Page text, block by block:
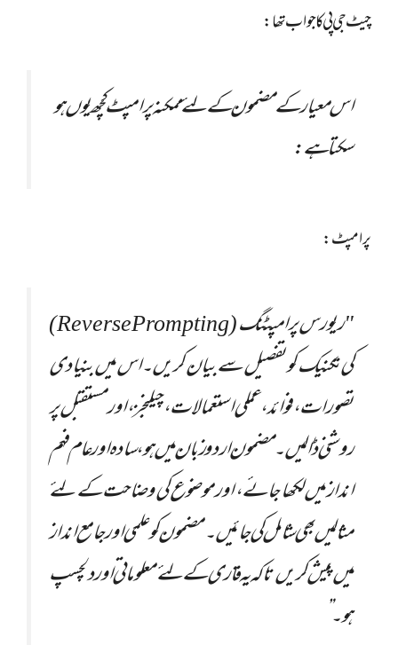
چیٹ جی پی کا جواب تھا:
اس معیار کے مضمون کے لئے ممکنہ پرامپٹ کچھ یوں ہو
سکتا ہے:
پرامپٹ:
"ریورس پرامپٹنگ (Reverse Prompting)
کی تکنیک کو تفصیل سے بیان کریں۔ اس میں بنیادی
تصورات، فوائد، عملی استعمالات، چیلنجز، اور مستقبل پر
روشنی ڈالیں۔ مضمون اردو زبان میں ہو، سادہ اور عام فہم
انداز میں لکھا جائے، اور موضوع کی وضاحت کے لئے
مثالیں بھی شامل کی جائیں۔ مضمون کو علمی اور جامع انداز
میں پیش کریں تاکہ یہ قاری کے لئے معلوماتی اور دلچسپ
ہو۔”